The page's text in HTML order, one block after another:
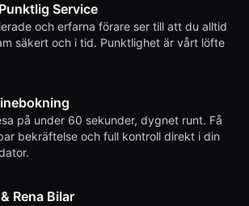
Service
och erfarna förare ser till att du alltid
säkert och i tid. Punktlighet är vårt löfte
på under 60 sekunder, dygnet runt. Få
bekräftelse och full kontroll direkt i din
Rena Bilar